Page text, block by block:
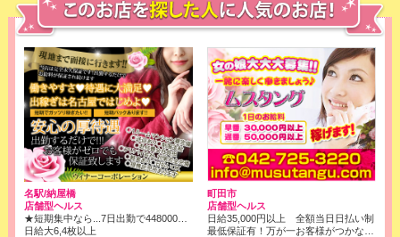
名駅/納屋橋
店舗型ヘルス
日給大6,4枚以上
町田市
店舗型ヘルス
日給35,000円以上 全額当日日払い制